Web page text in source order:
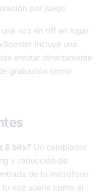
por juego.
voz en off en lugar
incluye una
enrutar directamente
grabación como
8 bits? Un cambiador
y reducción de
de tu micrófono
voz suene como el